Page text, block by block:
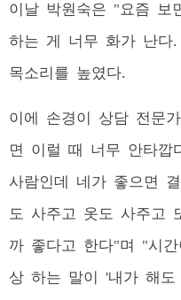
이날 박원숙은 "요즘 보
하는 게 너무 화가 난다
목소리를 높였다.
이에 손경이 상담 전문
면 이럴 때 너무 안타깝
사람인데 네가 좋으면
도 사주고 옷도 사주고
까 좋다고 한다"며 "시
상 하는 말이 '내가 해도